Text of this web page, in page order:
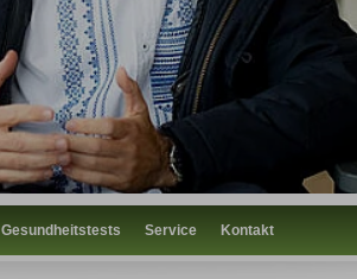
Gesundheitstests Service Kontakt